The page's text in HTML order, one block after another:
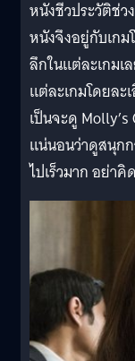
หนังชีวประวัติช่ว
หนังจึงอยู่กับเกม
ลึกในแต่ละเกมเ
แต่ละเกมโดยละ
เป็นจะดู
แน่นอนว่าดูสนุก
ไปเร็วมาก อย่า